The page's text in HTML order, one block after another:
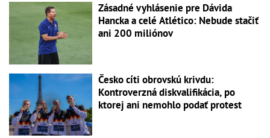
Zásadné vyhlásenie pre Dávida
Hancka a celé Atlético: Nebude stačiť
ani 200 miliónov
Česko cíti obrovskú krivdu:
Kontroverzná diskvalifikácia, po
ktorej ani nemohlo podať protest